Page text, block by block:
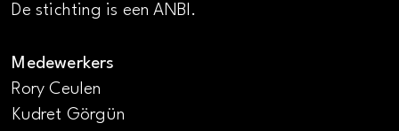
De stichting is een ANBI.
Medewerkers
Rory Ceulen
Kudret Görgün